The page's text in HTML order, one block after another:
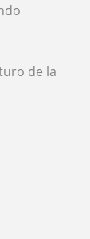
de la